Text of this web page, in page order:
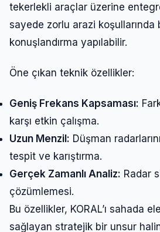
tekerlekli araçlar üzerine
sayede zorlu arazi koşullarında
konuşlandırma yapılabilir.
Öne çıkan teknik özellikler:
Geniş Frekans Kapsaması:
karşı etkin çalışma.
Uzun Menzil: Düşman
tespit ve karıştırma.
Gerçek Zamanlı Analiz: Radar
çözümlemesi.
Bu özellikler, KORAL’ı sahada
sağlayan stratejik bir unsur